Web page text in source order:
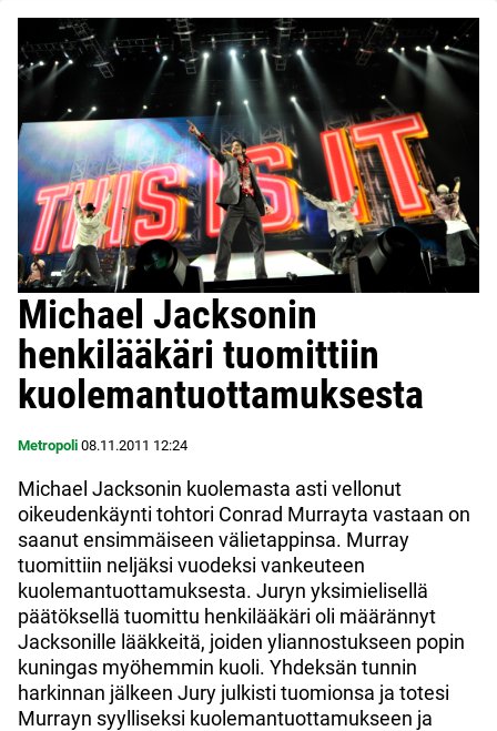
Michael Jacksonin
henkilääkäri tuomittiin
kuolemantuottamuksesta
Metropoli 08.11.2011 12:24
Michael Jacksonin kuolemasta asti vellonut
oikeudenkäynti tohtori Conrad Murrayta vastaan on
saanut ensimmäiseen välietappinsa. Murray
tuomittiin neljäksi vuodeksi vankeuteen
kuolemantuottamuksesta. Juryn yksimielisellä
päätöksellä tuomittu henkilääkäri oli määrännyt
Jacksonille lääkkeitä, joiden yliannostukseen popin
kuningas myöhemmin kuoli. Yhdeksän tunnin
harkinnan jälkeen Jury julkisti tuomionsa ja totesi
Murrayn syylliseksi kuolemantuottamukseen ja